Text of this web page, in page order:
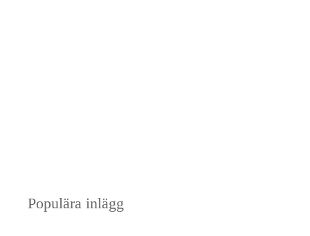
Populära inlägg